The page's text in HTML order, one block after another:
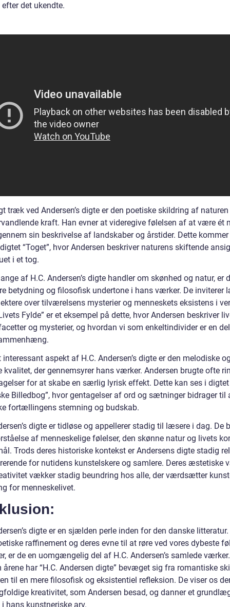
det ukendte.
træk ved Andersen’s digte er den poetiske skildring af
kraft. Han evner at videregive følelsen af at være ét
sin beskrivelse af landskaber og årstider. Dette
“Toget”, hvor Andersen beskriver naturens skiftende
i et tog.
af H.C. Andersen’s digte handler om skønhed og natur, er
betydning og filosofisk undertone i hans værker. De inviterer
over tilværelsens mysterier og menneskets eksistens i
Fylde” er et eksempel på dette, hvor Andersen beskriver
og mysterier, og hvordan vi som enkeltindivider er en
interessant aspekt af H.C. Andersen’s digte er den melodiske
kvalitet, der gennemsyrer hans værker. Andersen brugte ofte
for at skabe en særlig lyrisk effekt. Dette kan ses i digtet
Billedbog”, hvor gentagelser af ord og sætninger bidrager til
fortællingens stemning og budskab.
digte er tidløse og appellerer stadig til læsere i dag. De
af menneskelige følelser, den skønne natur og livets
Trods deres historiske kontekst er Andersens digte stadig
for nutidens kunstelskere og samlere. Deres æstetiske
vækker stadig beundring hos alle, der værdsætter
for menneskelivet.
digte er en sjælden perle inden for den danske
raffinement og deres evne til at røre ved vores dybeste
er de en uomgængelig del af H.C. Andersen’s samlede værker.
årene har “H.C. Andersen digte” bevæget sig fra romantiske
til en mere filosofisk og eksistentiel refleksion. De viser os
kreativitet, som Andersen besad, og danner et
hans kunstneriske arv.